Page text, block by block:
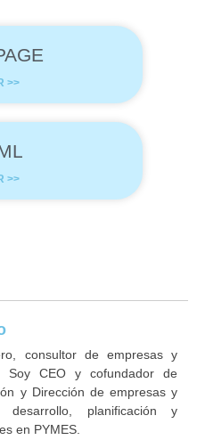
>>
>>
consultor de empresas y
Soy CEO y cofundador de
y Dirección de empresas y
desarrollo, planificación y
en PYMES.